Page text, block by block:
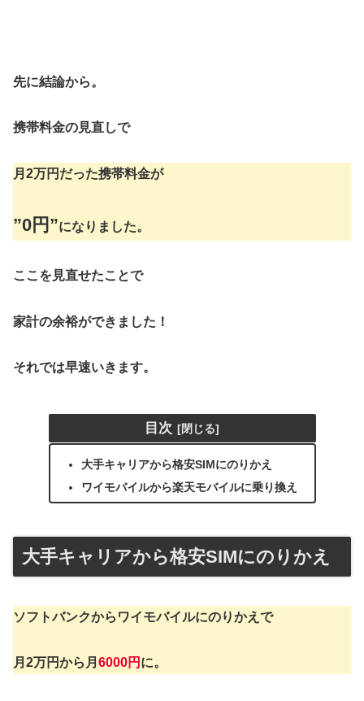
先に結論から。
携帯料金の見直しで
月2万円 だった携帯料金が
”0円 ”になりました。
ここを見直せたことで
家計の余裕ができました！
それでは早速いきます。
目次
大手キャリアから格安SIMにのりかえ
ワイモバイルから楽天モバイルに乗り換え
大手キャリアから格安SIMにのりかえ
ソフトバンクからワイモバイルにのりかえで
月2万円から月 6000円 に。